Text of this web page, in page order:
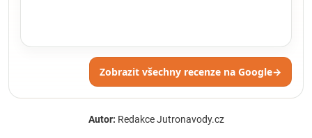
Zobrazit všechny recenze na Google→
Autor: Redakce Jutronavody.cz